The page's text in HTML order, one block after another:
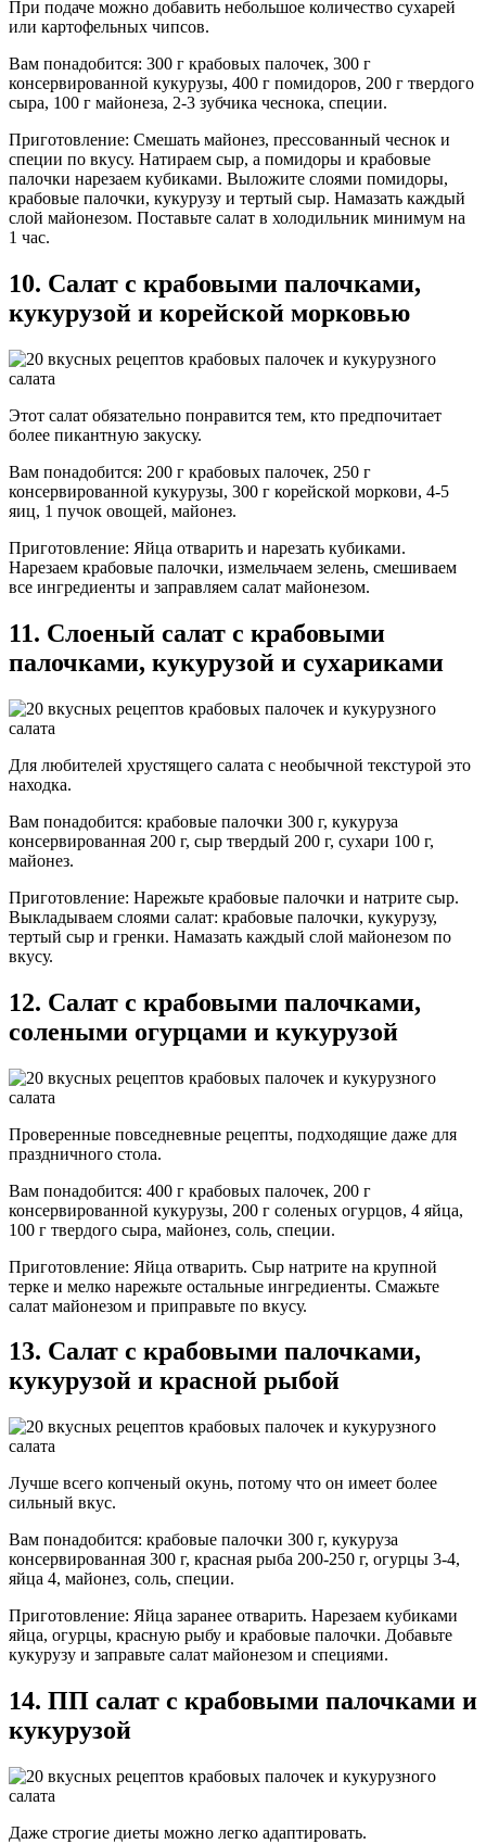
При подаче можно добавить небольшое количество сухарей
или картофельных чипсов.
Вам понадобится: 300 г крабовых палочек, 300 г
консервированной кукурузы, 400 г помидоров, 200 г твердого
сыра, 100 г майонеза, 2-3 зубчика чеснока, специи.
Приготовление: Смешать майонез, прессованный чеснок и
специи по вкусу. Натираем сыр, а помидоры и крабовые
палочки нарезаем кубиками. Выложите слоями помидоры,
крабовые палочки, кукурузу и тертый сыр. Намазать каждый
слой майонезом. Поставьте салат в холодильник минимум на
1 час.
10. Салат с крабовыми палочками,
кукурузой и корейской морковью
Этот салат обязательно понравится тем, кто предпочитает
более пикантную закуску.
Вам понадобится: 200 г крабовых палочек, 250 г
консервированной кукурузы, 300 г корейской моркови, 4-5
яиц, 1 пучок овощей, майонез.
Приготовление: Яйца отварить и нарезать кубиками.
Нарезаем крабовые палочки, измельчаем зелень, смешиваем
все ингредиенты и заправляем салат майонезом.
11. Слоеный салат с крабовыми
палочками, кукурузой и сухариками
Для любителей хрустящего салата с необычной текстурой это
находка.
Вам понадобится: крабовые палочки 300 г, кукуруза
консервированная 200 г, сыр твердый 200 г, сухари 100 г,
майонез.
Приготовление: Нарежьте крабовые палочки и натрите сыр.
Выкладываем слоями салат: крабовые палочки, кукурузу,
тертый сыр и гренки. Намазать каждый слой майонезом по
вкусу.
12. Салат с крабовыми палочками,
солеными огурцами и кукурузой
Проверенные повседневные рецепты, подходящие даже для
праздничного стола.
Вам понадобится: 400 г крабовых палочек, 200 г
консервированной кукурузы, 200 г соленых огурцов, 4 яйца,
100 г твердого сыра, майонез, соль, специи.
Приготовление: Яйца отварить. Сыр натрите на крупной
терке и мелко нарежьте остальные ингредиенты. Смажьте
салат майонезом и приправьте по вкусу.
13. Салат с крабовыми палочками,
кукурузой и красной рыбой
Лучше всего копченый окунь, потому что он имеет более
сильный вкус.
Вам понадобится: крабовые палочки 300 г, кукуруза
консервированная 300 г, красная рыба 200-250 г, огурцы 3-4,
яйца 4, майонез, соль, специи.
Приготовление: Яйца заранее отварить. Нарезаем кубиками
яйца, огурцы, красную рыбу и крабовые палочки. Добавьте
кукурузу и заправьте салат майонезом и специями.
14. ПП салат с крабовыми палочками и
кукурузой
Даже строгие диеты можно легко адаптировать.